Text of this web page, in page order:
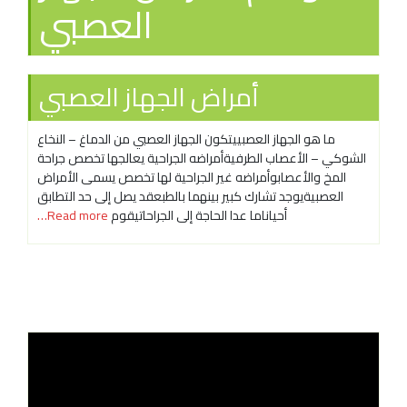
العصبي
أمراض الجهاز العصبي
ما هو الجهاز العصبييتكون الجهاز العصبي من الدماغ – النخاع
الشوكي – الأعصاب الطرفيةأمراضه الجراحية يعالجها تخصص جراحة
المخ والأعصابوأمراضه غير الجراحية لها تخصص يسمى الأمراض
العصبيةيوجد تشارك كبير بينهما بالطبعقد يصل إلى حد التطابق
أحياناما عدا الحاجة إلى الجراحاتيقومRead more…